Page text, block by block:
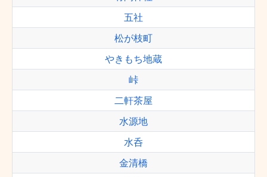
五社
松が枝町
やきもち地蔵
峠
二軒茶屋
水源地
水呑
金清橋